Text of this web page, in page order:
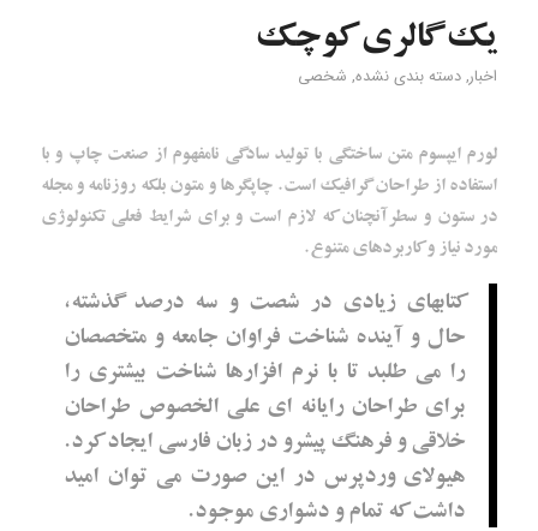
یک گالری کوچک
اخبار, دسته بندی نشده, شخصی
لورم ایپسوم متن ساختگی با تولید سادگی نامفهوم از صنعت چاپ و با
استفاده از طراحان گرافیک است. چاپگرها و متون بلکه روزنامه و مجله
در ستون و سطرآنچنان که لازم است و برای شرایط فعلی تکنولوژی
مورد نیاز و کاربردهای متنوع.
کتابهای زیادی در شصت و سه درصد گذشته،
حال و آینده شناخت فراوان جامعه و متخصصان
را می طلبد تا با نرم افزارها شناخت بیشتری را
برای طراحان رایانه ای علی الخصوص طراحان
خلاقی و فرهنگ پیشرو در زبان فارسی ایجاد کرد.
هیولای وردپرس در این صورت می توان امید
داشت که تمام و دشواری موجود.